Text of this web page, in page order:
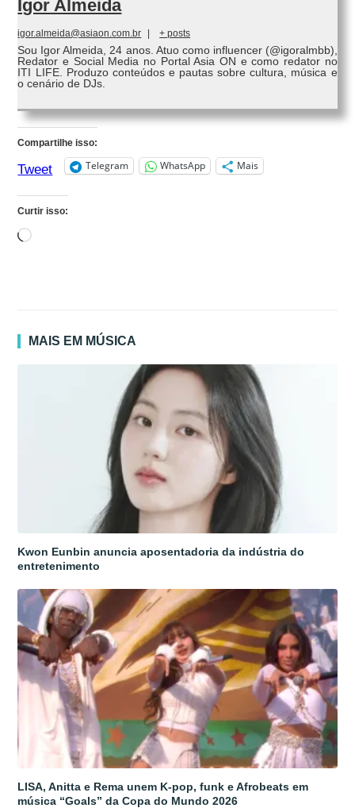
Igor Almeida
igor.almeida@asiaon.com.br | + posts
Sou Igor Almeida, 24 anos. Atuo como influencer (@igoralmbb),
Redator e Social Media no Portal Asia ON e como redator no
ITI LIFE. Produzo conteúdos e pautas sobre cultura, música e
o cenário de DJs.
Compartilhe isso:
Tweet Telegram WhatsApp Mais
Curtir isso:
Carregando...
MAIS EM MÚSICA
Kwon Eunbin anuncia aposentadoria da indústria do
entretenimento
LISA, Anitta e Rema unem K-pop, funk e Afrobeats em
música “Goals” da Copa do Mundo 2026